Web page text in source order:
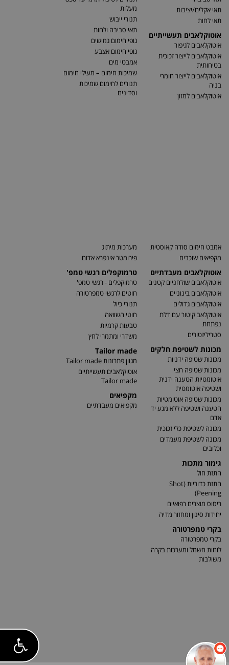
תאי אקלים/יציבות
תאי לחות
אוטוקלאבים תעשייתיים
אוטוקלאבים לגיפור
אוטוקלאבים לייצור זכוכית
בטיחותית
אוטוקלאבים לייצור חומרי
בניה
אוטוקלאבים למזון
מעלות
תנורי ייבוש
תאי סביבה ולחות
גופי חימום גמישים
גופי חימום אצבע
אמבטי מים
שמיכות חימום – מעילי חימום
תנורים לחימום שמיכות
וסדינים
אמבט חימום סודה קאוסטית
מקפיאים שוכבים
אוטוקלאבים מעבדתיים
אוטוקלאבים שולחניים קטנים
אוטוקלאבים בינוניים
אוטוקלאבים גדולים
אוטוקלאב קיטור עם דלת
נפתחת
סטריליזטורים
מכונות לשטיפת חלקים
מכונות שטיפה ידניות
מכונות שטיפה חצי
אוטומטיות הטענה ידנית
ושטיפה אוטומטית
מכונות שטיפה אוטומטיות
הטענה ושטיפה ללא מגע יד
אדם
מכונה לשטיפת כלי זכוכית
מכונה לשטיפת מעמדים
וכלובים
גימור מתכות
התזת חול
התזת כדוריות (Shot
Peening)
ריסוס מוצרים רפואיים
יחידות סינון ומחזור מדיה
בקרי טמפרטורה
בקרי טמפרטורה
לוחות חשמל ומערכות בקרה
משולבות
מערכות מיתוג
פירומטר אינפרא אדום
טרמוקפלים רגשי טמפ'
טרמוקפלים - רגשי טמפ'
חוטים לרגשי טמפרטורה
תנורי כיול
חוטי השוואה
טבעות קרמיות
משדרי ומתמרי לחץ
Tailor made
מגוון פתרונות Tailor made
אוטוקלאבים תעשייתיים
Tailor made
מקפיאים
מקפיאים מעבדתיים